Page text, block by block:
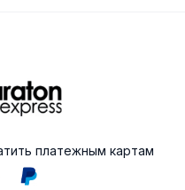
платежным картам